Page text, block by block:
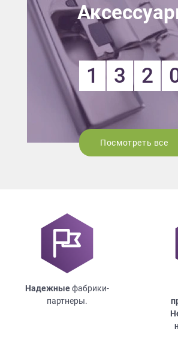
1 3 2
Посмотреть все
Надежныефабрики-
партнеры.